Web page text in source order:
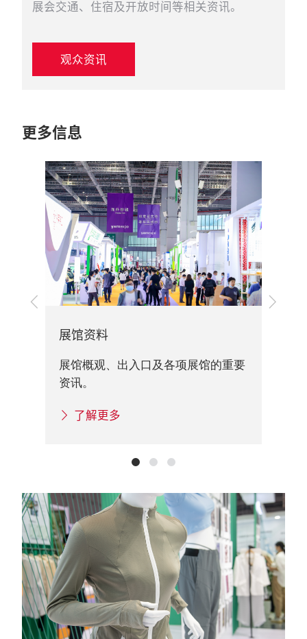
展会交通、住宿及开放时间等相关资讯。
观众资讯
更多信息
上
下
展馆资料
展馆概观、出入口及各项展馆的重要
资讯。
了解更多